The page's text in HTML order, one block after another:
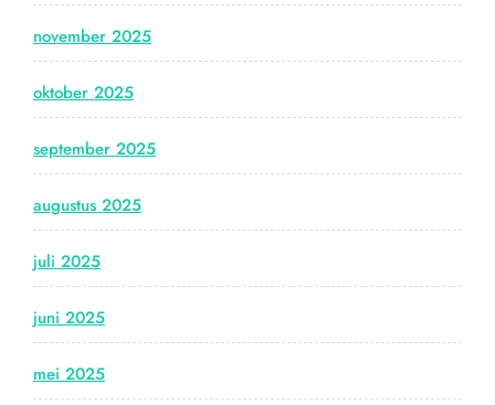
november 2025
oktober 2025
september 2025
augustus 2025
juli 2025
juni 2025
mei 2025